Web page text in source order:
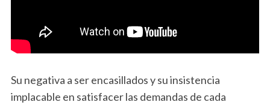
Su negativa a ser encasillados y su insistencia
implacable en satisfacer las demandas de cada